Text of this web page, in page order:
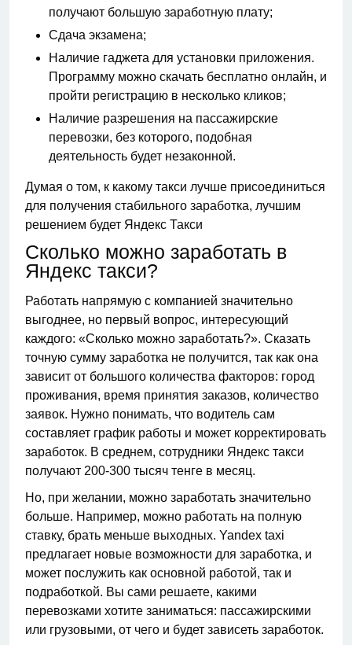
получают большую заработную плату;
Сдача экзамена;
Наличие гаджета для установки приложения.
Программу можно скачать бесплатно онлайн, и
пройти регистрацию в несколько кликов;
Наличие разрешения на пассажирские
перевозки, без которого, подобная
деятельность будет незаконной.
Думая о том, к какому такси лучше присоединиться
для получения стабильного заработка, лучшим
решением будет Яндекс Такси
Сколько можно заработать в
Яндекс такси?
Работать напрямую с компанией значительно
выгоднее, но первый вопрос, интересующий
каждого: «Сколько можно заработать?». Сказать
точную сумму заработка не получится, так как она
зависит от большого количества факторов: город
проживания, время принятия заказов, количество
заявок. Нужно понимать, что водитель сам
составляет график работы и может корректировать
заработок. В среднем, сотрудники Яндекс такси
получают 200-300 тысяч тенге в месяц.
Но, при желании, можно заработать значительно
больше. Например, можно работать на полную
ставку, брать меньше выходных. Yandex taxi
предлагает новые возможности для заработка, и
может послужить как основной работой, так и
подработкой. Вы сами решаете, какими
перевозками хотите заниматься: пассажирскими
или грузовыми, от чего и будет зависеть заработок.